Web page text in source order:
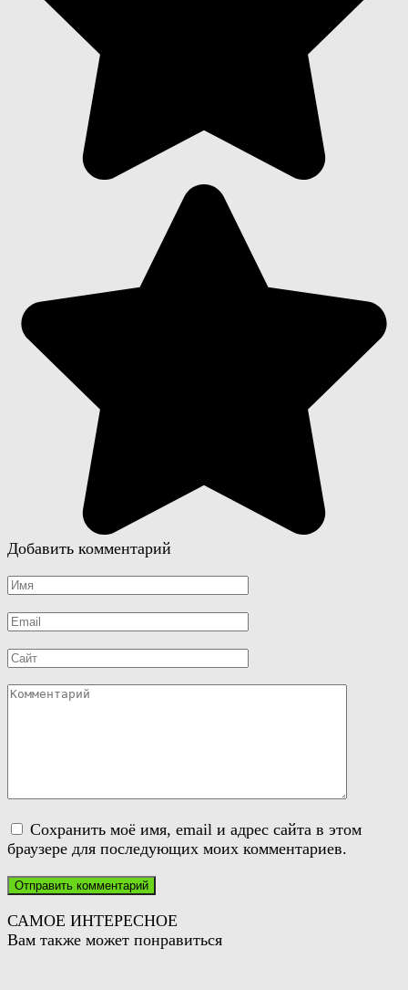
Добавить комментарий
Имя
Email
Сайт
Комментарий
Сохранить моё имя, email и адрес сайта в этом
браузере для последующих моих комментариев.
САМОЕ ИНТЕРЕСНОЕ
Вам также может понравиться